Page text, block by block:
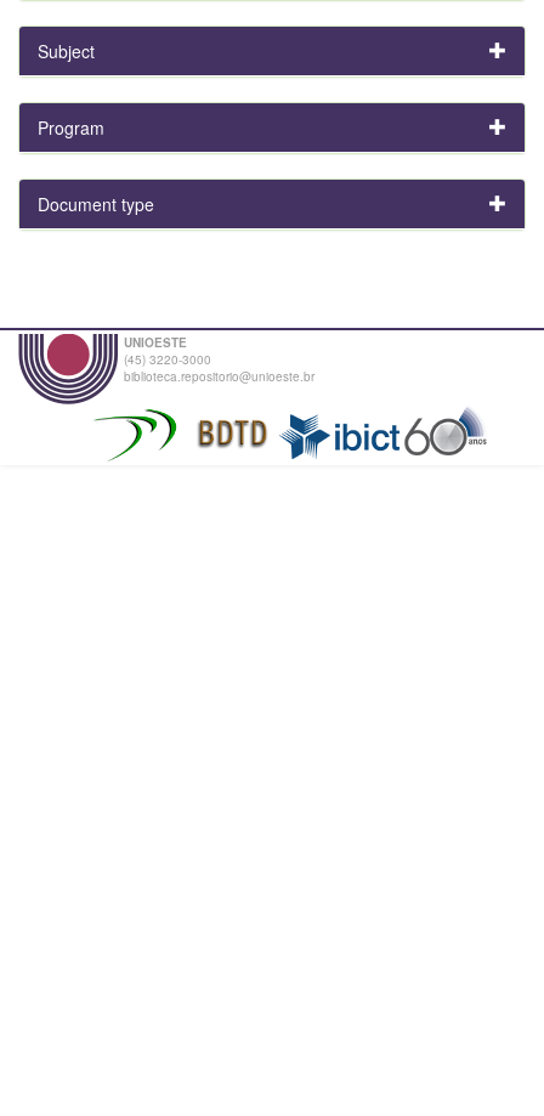
Subject
Program
Document type
UNIOESTE
(45) 3220-3000
biblioteca.repositorio@unioeste.br